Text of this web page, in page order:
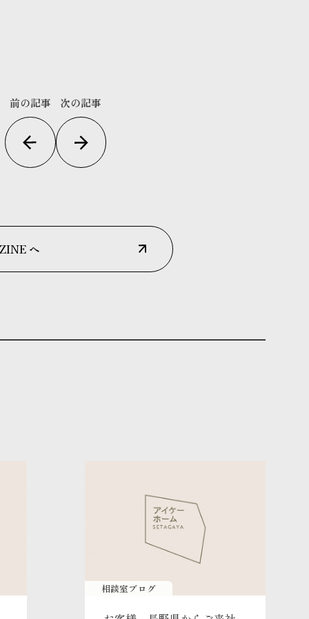
前の記事 次の記事
へ
相談室ブログ